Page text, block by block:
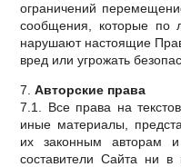
ограничений
сообщения, которые по
нарушают настоящие
вред или угрожать
7.Авторские права
7.1. Все права на
иные материалы,
их законным авторам
составители Сайта ни